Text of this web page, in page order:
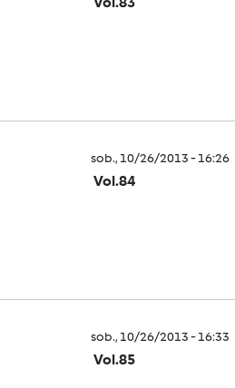
sob., 10/26/2013 - 16:26
Vol.84
sob., 10/26/2013 - 16:33
Vol.85